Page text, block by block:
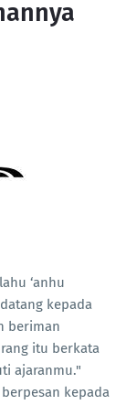
‘anhu
kepada
beriman
itu berkata
ajaranmu."
kepada